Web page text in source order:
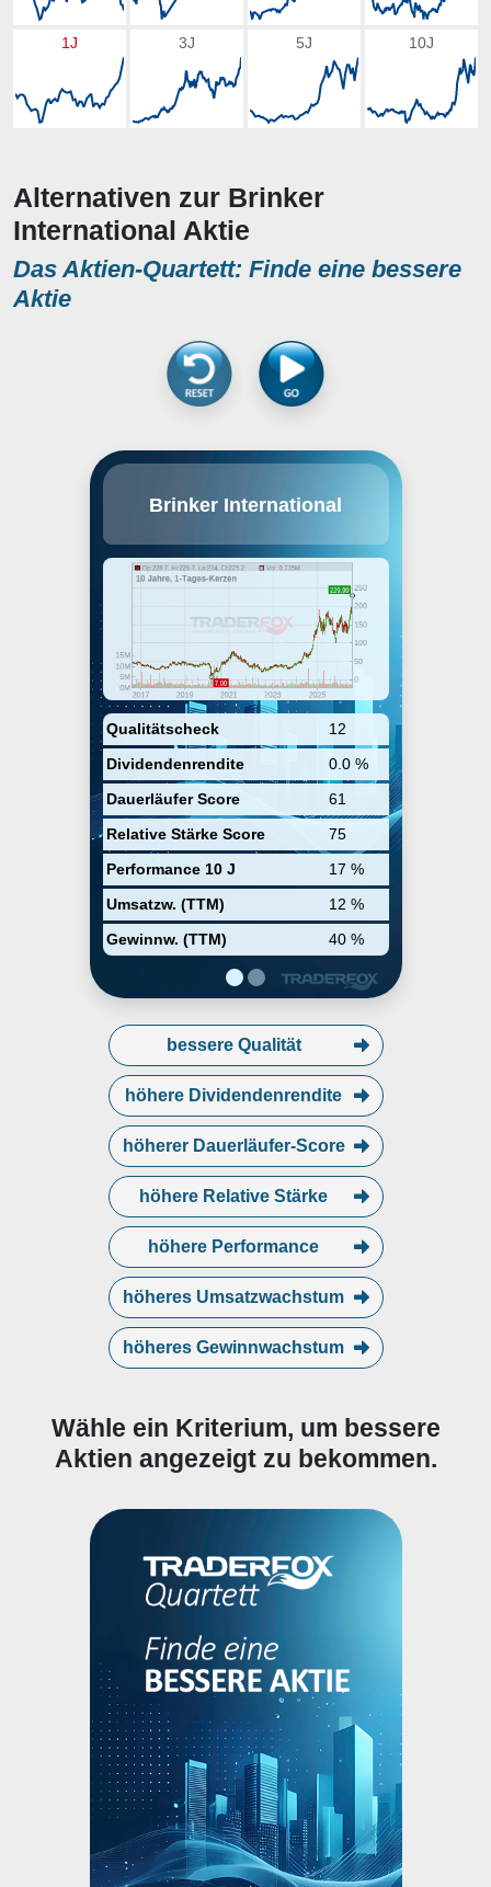
1J 3J 5J 10J
Alternativen zur Brinker
International Aktie
Das Aktien-Quartett: Finde eine bessere
Aktie
Brinker International
Qualitätscheck
12
Dividendenrendite
0.0 %
Dauerläufer Score
61
Relative Stärke Score
75
Performance 10 J
17 %
Umsatzw. (TTM)
12 %
Gewinnw. (TTM)
40 %
in owning, developing, and
and Maggiano's Little Italy
restaurant brands. It operates
through the Chili's and
Maggiano's segments. The Chili's
segment includes the results of
company-owned Chili's
restaurants in the U.S. and
Canada as well as the results from
its domestic and international
franchise business. The
Maggiano's segment refers to the
results of company owned
Maggiano's restaurants. The
company was founded by Larry
Lavine on March 13, 1975 and is
headquartered in Dallas, TX.
bessere Qualität
höhere Dividendenrendite
höherer Dauerläufer-Score
höhere Relative Stärke
höhere Performance
höheres Umsatzwachstum
höheres Gewinnwachstum
Wähle ein Kriterium, um bessere
Aktien angezeigt zu bekommen.